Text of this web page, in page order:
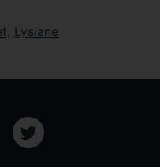
, Lysiane